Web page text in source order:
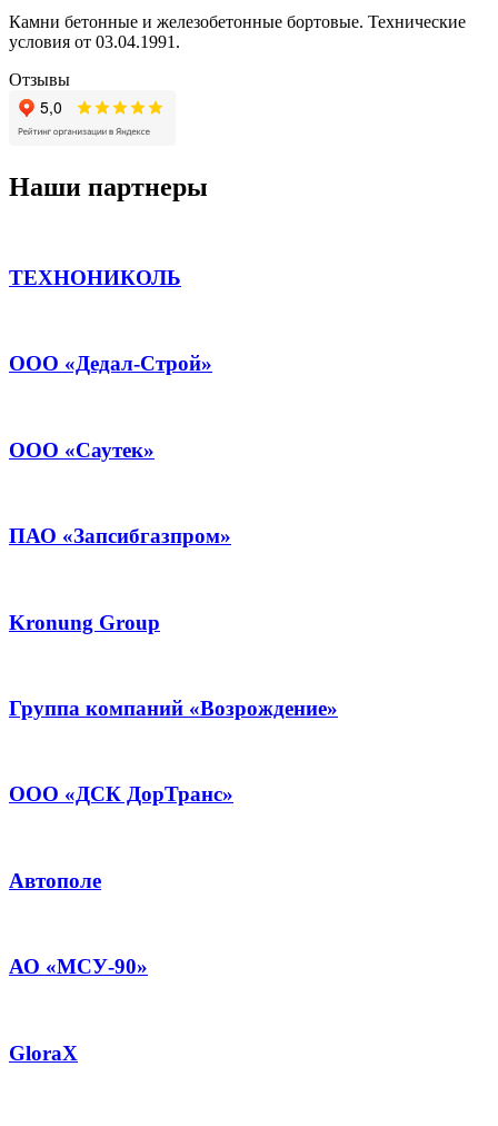
Камни бетонные и железобетонные бортовые. Технические
условия от 03.04.1991.
Отзывы
Наши партнеры
ТЕХНОНИКОЛЬ
ООО «Дедал-Строй»
ООО «Саутек»
ПАО «Запсибгазпром»
Kronung Group
Группа компаний «Возрождение»
ООО «ДСК ДорТранс»
Автополе
АО «МСУ-90»
GloraX